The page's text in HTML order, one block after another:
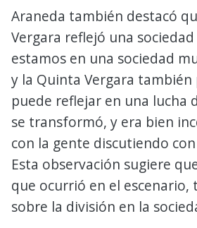
Araneda también destacó
Vergara reflejó una
estamos en una sociedad
y la Quinta Vergara
puede reflejar en una lucha
se transformó, y era bien
con la gente discutiendo
Esta observación sugiere
que ocurrió en el
sobre la división en la